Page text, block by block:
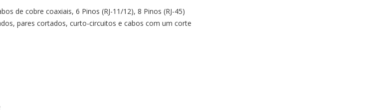
de cobre coaxiais, 6 Pinos (RJ-11/12), 8 Pinos (RJ-45)
pares cortados, curto-circuitos e cabos com um corte